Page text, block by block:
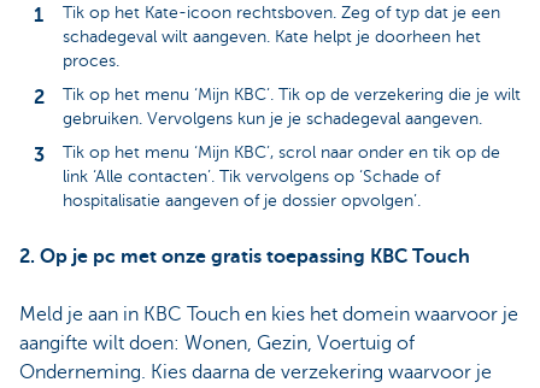
Tik op het Kate-icoon rechtsboven. Zeg of typ dat je een
schadegeval wilt aangeven. Kate helpt je doorheen het
proces.
Tik op het menu ‘Mijn KBC’. Tik op de verzekering die je wilt
gebruiken. Vervolgens kun je je schadegeval aangeven.
Tik op het menu ‘Mijn KBC’, scrol naar onder en tik op de
link ‘Alle contacten’. Tik vervolgens op ‘Schade of
hospitalisatie aangeven of je dossier opvolgen’.
2. Op je pc met onze gratis toepassing KBC Touch
Meld je aan in KBC Touch en kies het domein waarvoor je
aangifte wilt doen: Wonen, Gezin, Voertuig of
Onderneming. Kies daarna de verzekering waarvoor je